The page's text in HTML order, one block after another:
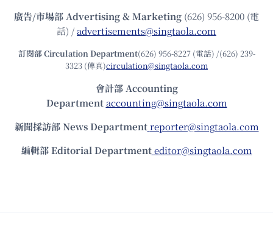
廣告/市場部Advertising & Marketing (626) 956-8200 (電
話) /advertisements@singtaola.com
訂閱部 Circulation Department(626) 956-8227 (電話) /(626) 239-
3323 (傳真)circulation@singtaola.com
會計部 Accounting
Department accounting@singtaola.com
新聞採訪部 News Department reporter@singtaola.com
編輯部 Editorial Department editor@singtaola.com